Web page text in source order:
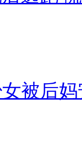
被后